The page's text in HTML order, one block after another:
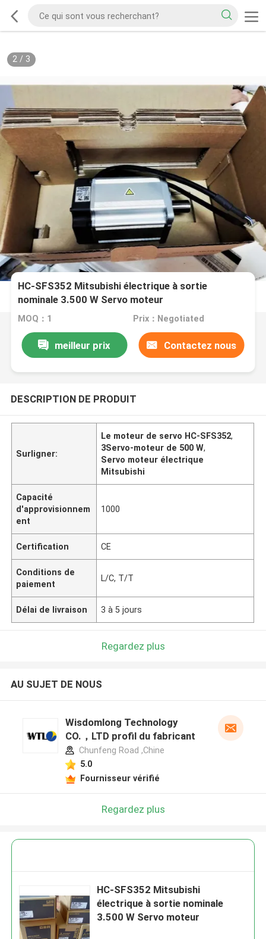
2/ 3
HC-SFS352 Mitsubishi électrique à sortie
nominale 3.500 W Servo moteur
MOQ：1 Prix：Negotiated
meilleur prix Contactez nous
DESCRIPTION DE PRODUIT
Surligner:
Le moteur de servo HC-SFS352,
3Servo-moteur de 500 W,
Servo moteur électrique
Mitsubishi
Capacité
d'approvisionnem
ent
1000
Certification CE
Conditions de
paiement
L/C, T/T
Délai de livraison 3 à 5 jours
Regardez plus
AU SUJET DE NOUS
Wisdomlong Technology
CO.，LTD profil du fabricant
Chunfeng Road ,Chine
5.0
Fournisseur vérifié
Regardez plus
HC-SFS352 Mitsubishi
électrique à sortie nominale
3.500 W Servo moteur